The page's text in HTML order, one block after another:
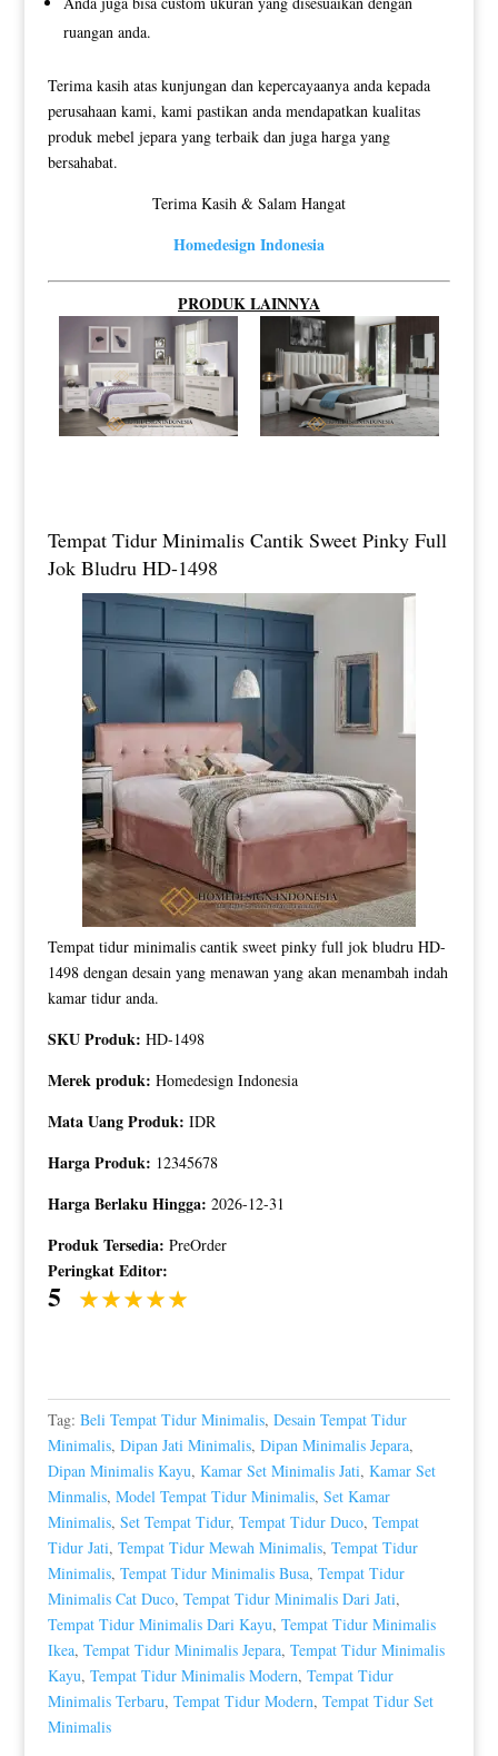
ruangan anda.
Terima kasih atas kunjungan dan kepercayaanya anda kepada
perusahaan kami, kami pastikan anda mendapatkan kualitas
produk mebel jepara yang terbaik dan juga harga yang
bersahabat.
Terima Kasih & Salam Hangat
Homedesign Indonesia
PRODUK LAINNYA
Tempat Tidur Minimalis Cantik Sweet Pinky Full
Jok Bludru HD-1498
Tempat tidur minimalis cantik sweet pinky full jok bludru HD-
1498 dengan desain yang menawan yang akan menambah indah
kamar tidur anda.
SKU Produk: HD-1498
Merek produk: Homedesign Indonesia
Mata Uang Produk: IDR
Harga Produk: 12345678
Harga Berlaku Hingga: 2026-12-31
Produk Tersedia: PreOrder
Peringkat Editor:
5
Tag: Beli Tempat Tidur Minimalis, Desain Tempat Tidur
Minimalis, Dipan Jati Minimalis, Dipan Minimalis Jepara,
Dipan Minimalis Kayu, Kamar Set Minimalis Jati, Kamar Set
Minmalis, Model Tempat Tidur Minimalis, Set Kamar
Minimalis, Set Tempat Tidur, Tempat Tidur Duco, Tempat
Tidur Jati, Tempat Tidur Mewah Minimalis, Tempat Tidur
Minimalis, Tempat Tidur Minimalis Busa, Tempat Tidur
Minimalis Cat Duco, Tempat Tidur Minimalis Dari Jati,
Tempat Tidur Minimalis Dari Kayu, Tempat Tidur Minimalis
Ikea, Tempat Tidur Minimalis Jepara, Tempat Tidur Minimalis
Kayu, Tempat Tidur Minimalis Modern, Tempat Tidur
Minimalis Terbaru, Tempat Tidur Modern, Tempat Tidur Set
Minimalis